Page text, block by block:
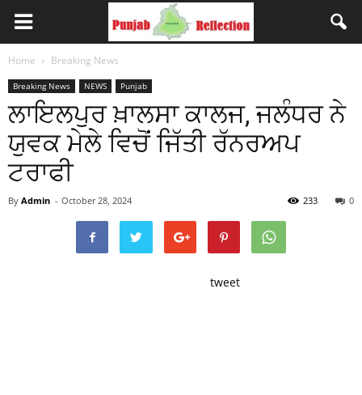
Home Breaking News
Breaking News NEWS Punjab
ਲਾਇਲਪੁਰ ਖ਼ਾਲਸਾ ਕਾਲਜ, ਜਲੰਧਰ ਨੇ
ਯੁਵਕ ਮੇਲੇ ਵਿਚੋਂ ਜਿੱਤੀ ਰੱਨਰਅਪ
ਟਰਾਫੀ
By Admin - October 28, 2024 0
233
tweet